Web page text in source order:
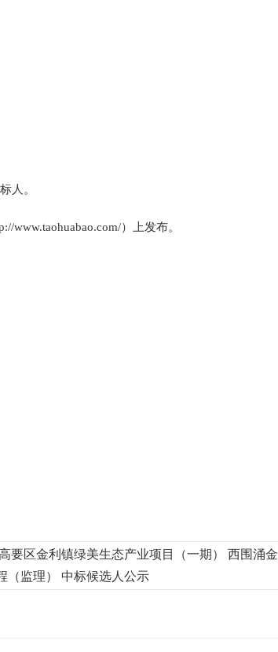
人。
www.taohuabao.com/） 上发布。
要区金利镇绿美生态产业项目（一期） 西围涌金
（监理） 中标候选人公示